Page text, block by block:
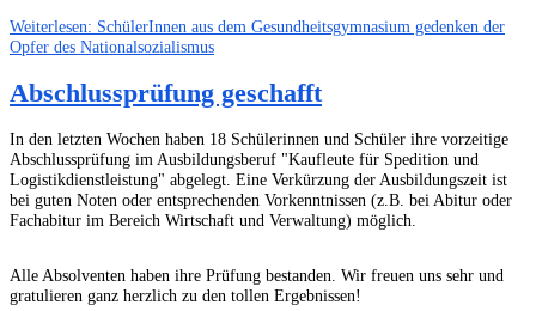
Weiterlesen: SchülerInnen aus dem Gesundheitsgymnasium gedenken der
Opfer des Nationalsozialismus
Abschlussprüfung geschafft
In den letzten Wochen haben 18 Schülerinnen und Schüler ihre vorzeitige
Abschlussprüfung im Ausbildungsberuf "Kaufleute für Spedition und
Logistikdienstleistung" abgelegt. Eine Verkürzung der Ausbildungszeit ist
bei guten Noten oder entsprechenden Vorkenntnissen (z.B. bei Abitur oder
Fachabitur im Bereich Wirtschaft und Verwaltung) möglich.
Alle Absolventen haben ihre Prüfung bestanden. Wir freuen uns sehr und
gratulieren ganz herzlich zu den tollen Ergebnissen!